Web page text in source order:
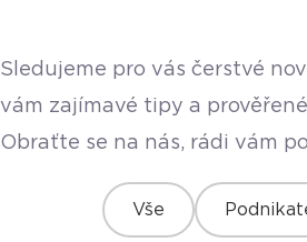
Sledujeme pro vás čerstvé
vám zajímavé tipy a
Obraťte se na nás, rádi vám
Vše